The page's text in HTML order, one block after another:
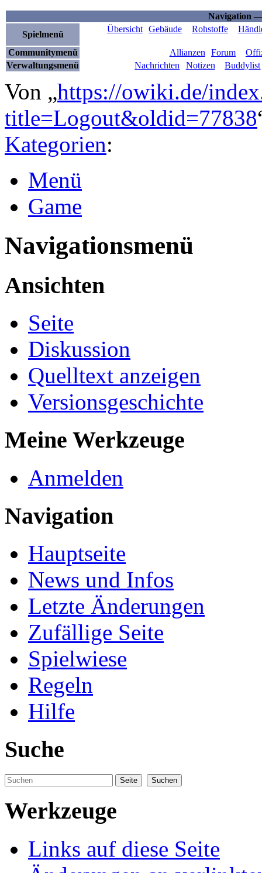
Navigation
Spielmenü
Übersicht Gebäude Rohstoffe
Communitymenü Allianzen Forum
Verwaltungsmenü
Nachrichten Notizen Buddylist
Von „https://owiki.de/
title=Logout&oldid=77838
Kategorien:
Menü
Game
Navigationsmenü
Ansichten
Seite
Diskussion
Quelltext anzeigen
Versionsgeschichte
Meine Werkzeuge
Anmelden
Navigation
Hauptseite
News und Infos
Letzte Änderungen
Zufällige Seite
Spielwiese
Regeln
Hilfe
Suche
Werkzeuge
Links auf diese Seite